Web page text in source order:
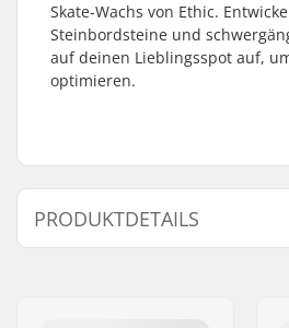
Skate-Wachs von Ethic.
Steinbordsteine und
auf deinen Lieblingsspot auf,
optimieren.
PRODUKTDETAILS